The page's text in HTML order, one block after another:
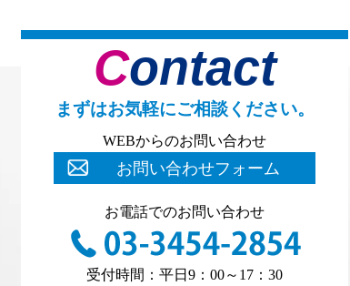
Contact
まずはお気軽にご相談ください。
WEBからのお問い合わせ
お問い合わせフォーム
お電話でのお問い合わせ
受付時間：平日9：00～17：30